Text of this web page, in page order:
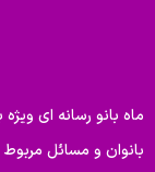
ماه بانو رسانه ای
بانوان و مسائل